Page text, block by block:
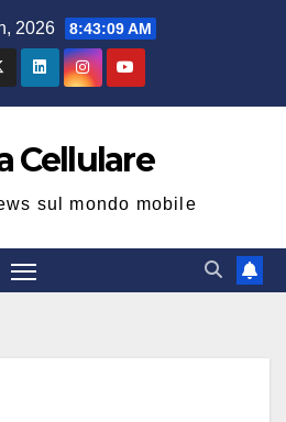
2026 8:43:10 AM
Cellulare
sul mondo mobile